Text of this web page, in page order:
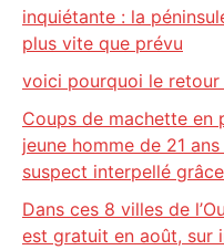
inquiétante : la
plus vite que prévu
voici pourquoi le
Coups de machette en
jeune homme de 21
suspect interpellé
Dans ces 8 villes de
est gratuit en août, sur